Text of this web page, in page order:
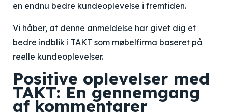
en endnu bedre kundeoplevelse i fremtiden.
Vi håber, at denne anmeldelse har givet dig et
bedre indblik i TAKT som møbelfirma baseret på
reelle kundeoplevelser.
Positive oplevelser med
TAKT: En gennemgang
af kommentarer